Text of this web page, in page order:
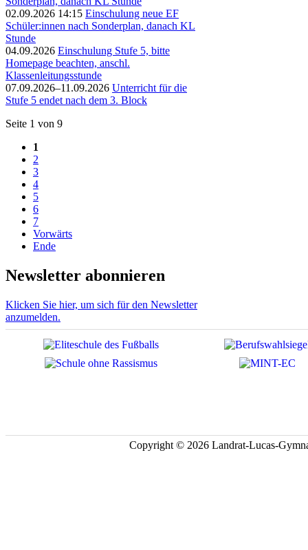
02.09.2026 14:15 Einschulung neue EF
Schüler:innen nach Sonderplan, danach KL
Stunde
04.09.2026 Einschulung Stufe 5, bitte
Homepage beachten, anschl.
Klassenleitungsstunde
07.09.2026–11.09.2026 Unterricht für die
Stufe 5 endet nach dem 3. Block
Seite 1 von 9
1
2
3
4
5
6
7
Vorwärts
Ende
Newsletter abonnieren
Klicken Sie hier, um sich für den Newsletter
anzumelden.
Copyright © 2026 Landrat-Lucas-